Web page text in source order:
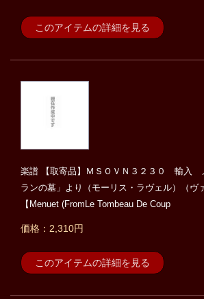
このアイテムの詳細を見る
楽譜 【取寄品】ＭＳＯＶＮ３２３０ 輸入
ランの墓」より（モーリス・ラヴェル）（ヴ
【Menuet (FromLe Tombeau De Coup
価格：2,310円
このアイテムの詳細を見る